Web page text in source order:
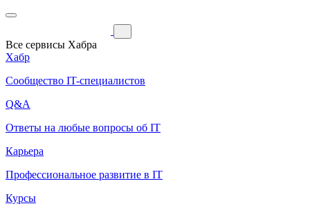
Все сервисы Хабра
Хабр
Сообщество IT-специалистов
Q&A
Ответы на любые вопросы об IT
Карьера
Профессиональное развитие в IT
Курсы